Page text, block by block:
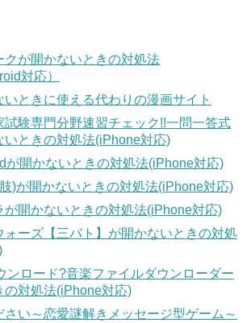
クが開かないときの対処法
対応）
ときに使える代わりの漫画サイト
試験専門分野速習チェック!!一問一答式
いときの対処法(iPhone対応)
が開かないときの対処法(iPhone対応)
)が開かないときの対処法(iPhone対応)
が開かないときの対処法(iPhone対応)
ォーズ【三バト】が開かないときの対処
ンロード?音楽ファイルダウンローダー
の対処法(iPhone対応)
い～恋愛謎解きメッセージ型ゲーム～